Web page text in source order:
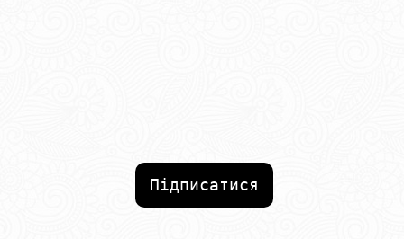
Підписатися